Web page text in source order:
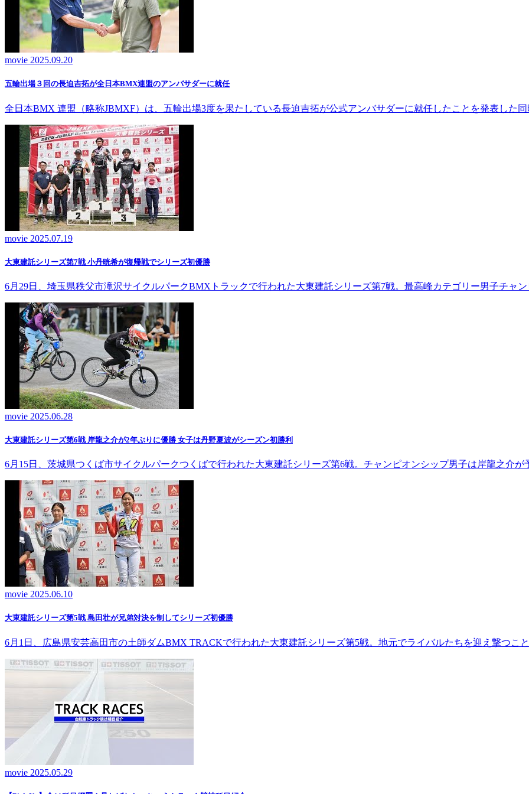
movie 2025.09.20
五輪出場３回の長迫吉拓が全日本BMX連盟のアンバサダーに就任
全日本BMX 連盟（略称JBMXF）は、五輪出場3度を果たしている長迫吉拓が公式アンバサダーに就任したことを発表した
movie 2025.07.19
大東建託シリーズ第7戦 ⼩丹晄希が復帰戦でシリーズ初優勝
6月29日、埼玉県秩父市滝沢サイクルパークBMXトラックで行われた大東建託シリーズ第7戦。最高峰カテゴリー男子チャ
movie 2025.06.28
大東建託シリーズ第6戦 岸龍之介が2年ぶりに優勝 女子は丹野夏波がシーズン初勝利
6月15日、茨城県つくば市サイクルパークつくばで行われた大東建託シリーズ第6戦。チャンピオンシップ男子は岸龍之介
movie 2025.06.10
大東建託シリーズ第5戦 島田壮が兄弟対決を制してシリーズ初優勝
6月1日、広島県安芸高田市の土師ダムBMX TRACKで行われた大東建託シリーズ第5戦。地元でライバルたちを迎え撃つこ
movie 2025.05.29